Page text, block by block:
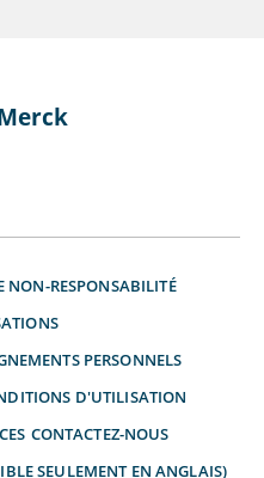
NON-RESPONSABILITÉ
PERSONNELS
D'UTILISATION
CONTACTEZ-NOUS
SEULEMENT EN ANGLAIS)